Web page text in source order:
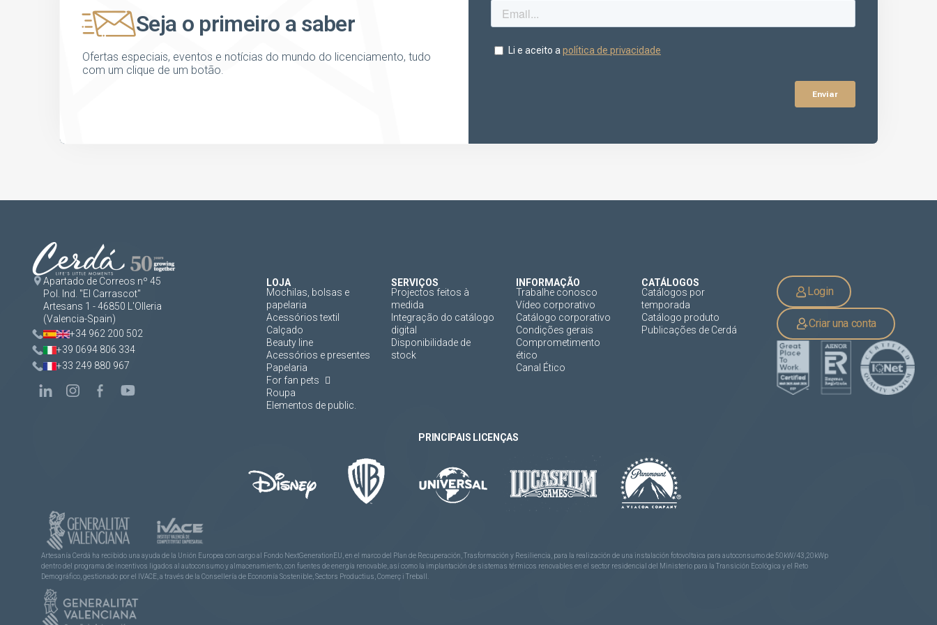
Seja o primeiro a saber
Ofertas especiais, eventos e notícias do mundo do licenciamento, tudo
com um clique de um botão.
Apartado de Correos nº 45
Pol. Ind. "El Carrascot"
Artesans 1 - 46850 L'Olleria
(Valencia-Spain)
+34 962 200 502
+39 0694 806 334
+33 249 880 967
LOJA
Mochilas, bolsas e
papelaria
Acessórios textil
Calçado
Beauty line
Acessórios e presentes
Papelaria
For fan pets
Roupa
Elementos de public.
SERVIÇOS
Projectos feitos à
medida
Integração do catálogo
digital
Disponibilidade de
stock
INFORMAÇÃO
Trabalhe conosco
Vídeo corporativo
Catálogo corporativo
Condições gerais
Comprometimento
ético
Canal Ético
CATÁLOGOS
Catálogos por
temporada
Catálogo produto
Publicações de Cerdá
Login
Criar una conta
PRINCIPAIS LICENÇAS
Artesanía Cerdá ha recibido una ayuda de la Unión Europea con cargo al Fondo NextGenerationEU, en el marco del Plan de Recuperación, Trasformación y Resiliencia, para la realización de una instalación fotovoltaica para autoconsumo de 50kW/43,20kWp
dentro del programa de incentivos ligados al autoconsumo y almacenamiento, con fuentes de energía renovable, así como la implantación de sistemas térmicos renovables en el sector residencial del Ministerio para la Transición Ecológica y el Reto
Demográfico, gestionado por el IVACE, a través de la Consellería de Economía Sostenible, Sectors Productius, Comerç i Treball.